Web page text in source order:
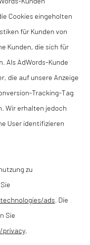
Cookies eingeholten
für Kunden von
Kunden, die sich für
Als AdWords-Kunde
die auf unsere Anzeige
Tracking-Tag
Wir erhalten jedoch
User identifizieren
zu
ads . Die
Sie
privacy